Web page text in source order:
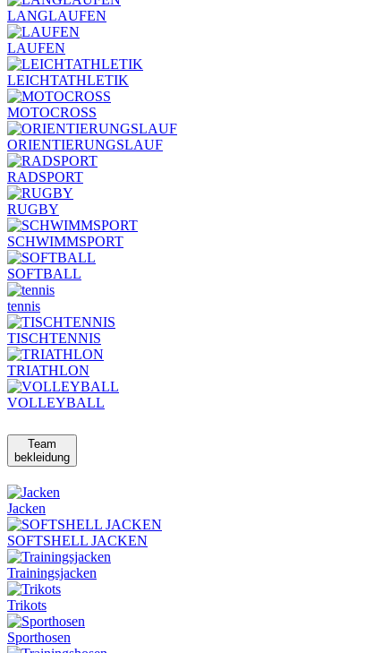
LANGLAUFEN
LAUFEN
LEICHTATHLETIK
MOTOCROSS
ORIENTIERUNGSLAUF
RADSPORT
RUGBY
SCHWIMMSPORT
SOFTBALL
tennis
TISCHTENNIS
TRIATHLON
VOLLEYBALL
Team
bekleidung
Jacken
SOFTSHELL JACKEN
Trainingsjacken
Trikots
Sporthosen